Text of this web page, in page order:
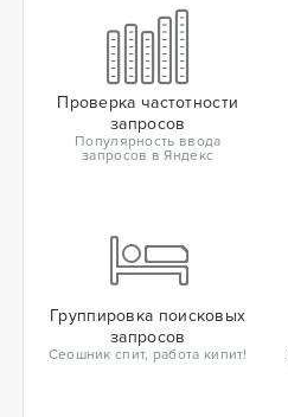
Проверка частотности
запросов
Популярность ввода
запросов в Яндекс
Группировка поисковых
запросов
Сеошник спит, работа кипит!